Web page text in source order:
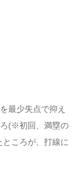
最少失点で抑え
ろ(※初回、満塁の
ころが、打線に